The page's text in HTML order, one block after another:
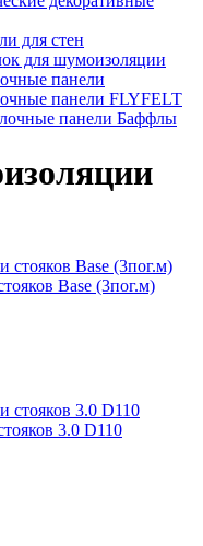
для стен
для шумоизоляции
панели
панели FLYFELT
панели Баффлы
Base (3пог.м)
3.0 D110